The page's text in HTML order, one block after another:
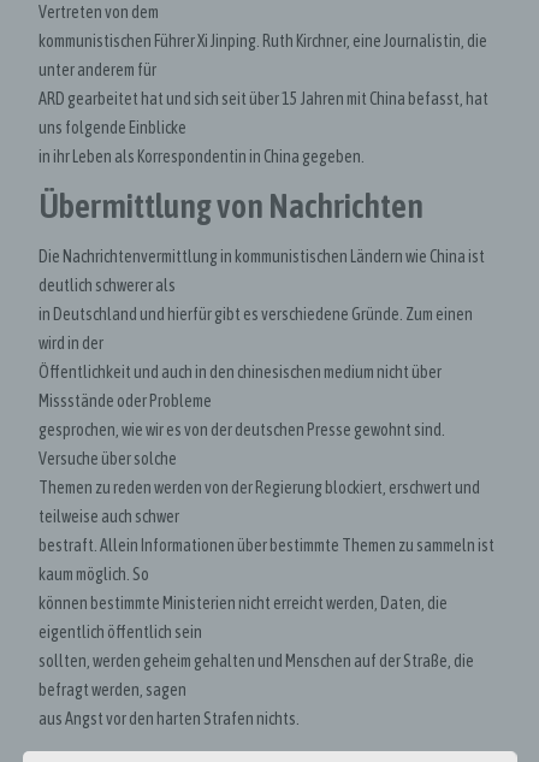
Vertreten von dem
kommunistischen Führer Xi Jinping. Ruth Kirchner, eine Journalistin, die
unter anderem für
ARD gearbeitet hat und sich seit über 15 Jahren mit China befasst, hat
uns folgende Einblicke
in ihr Leben als Korrespondentin in China gegeben.
Übermittlung von Nachrichten
Die Nachrichtenvermittlung in kommunistischen Ländern wie China ist
deutlich schwerer als
in Deutschland und hierfür gibt es verschiedene Gründe. Zum einen
wird in der
Öffentlichkeit und auch in den chinesischen medium nicht über
Missstände oder Probleme
gesprochen, wie wir es von der deutschen Presse gewohnt sind.
Versuche über solche
Themen zu reden werden von der Regierung blockiert, erschwert und
teilweise auch schwer
bestraft. Allein Informationen über bestimmte Themen zu sammeln ist
kaum möglich. So
können bestimmte Ministerien nicht erreicht werden, Daten, die
eigentlich öffentlich sein
sollten, werden geheim gehalten und Menschen auf der Straße, die
befragt werden, sagen
aus Angst vor den harten Strafen nichts.